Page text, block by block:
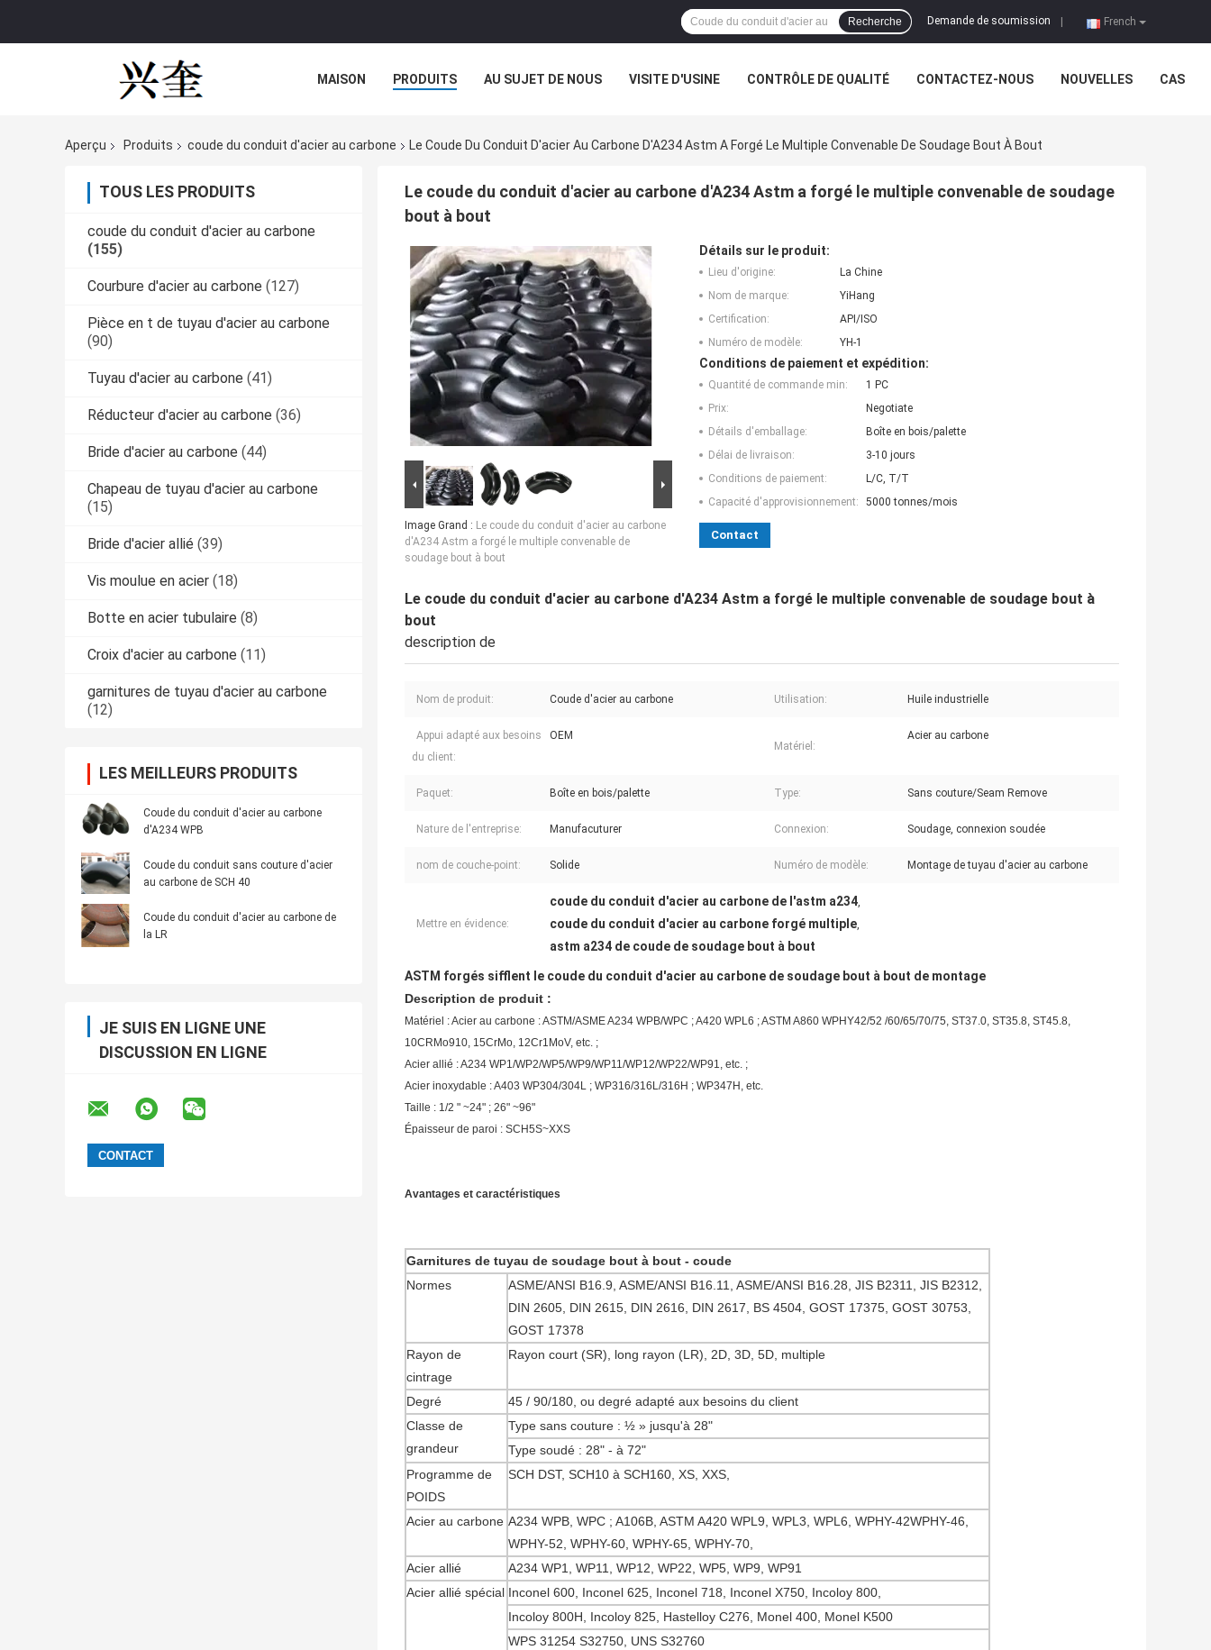
French
Demande de soumission
Recherche
MAISON PRODUITS AU SUJET DE NOUS VISITE D'USINE CONTRÔLE DE QUALITÉ CONTACTEZ-NOUS NOUVELLES CAS
Aperçu Produits coude du conduit d'acier au carbone Le Coude Du Conduit D'acier Au Carbone D'A234 Astm A Forgé Le Multiple Convenable De Soudage Bout À Bout
TOUS LES PRODUITS
coude du conduit d'acier au carbone
(155)
Courbure d'acier au carbone (127)
Pièce en t de tuyau d'acier au carbone
(90)
Tuyau d'acier au carbone (41)
Réducteur d'acier au carbone (36)
Bride d'acier au carbone (44)
Chapeau de tuyau d'acier au carbone
(15)
Bride d'acier allié (39)
Vis moulue en acier (18)
Botte en acier tubulaire (8)
Croix d'acier au carbone (11)
garnitures de tuyau d'acier au carbone
(12)
LES MEILLEURS PRODUITS
Coude du conduit d'acier au carbone
d'A234 WPB
Coude du conduit sans couture d'acier
au carbone de SCH 40
Coude du conduit d'acier au carbone de
la LR
JE SUIS EN LIGNE UNE
DISCUSSION EN LIGNE
Le coude du conduit d'acier au carbone d'A234 Astm a forgé le multiple convenable de soudage
bout à bout
Image Grand : Le coude du conduit d'acier au carbone
d'A234 Astm a forgé le multiple convenable de
soudage bout à bout
Détails sur le produit:
Lieu d'origine:
La Chine
Nom de marque:
YiHang
Certification:
API/ISO
Numéro de modèle:
YH-1
Conditions de paiement et expédition:
Quantité de commande min:
1 PC
Prix:
Negotiate
Détails d'emballage:
Boîte en bois/palette
Délai de livraison:
3-10 jours
Conditions de paiement:
L/C, T/T
Capacité d'approvisionnement:
5000 tonnes/mois
Contact
Le coude du conduit d'acier au carbone d'A234 Astm a forgé le multiple convenable de soudage bout à
bout
description de
Nom de produit: Coude d'acier au carbone Utilisation: Huile industrielle
Appui adapté aux besoins
du client:
OEM
Matériel:
Acier au carbone
Paquet: Boîte en bois/palette Type: Sans couture/Seam Remove
Nature de l'entreprise: Manufacuturer Connexion: Soudage, connexion soudée
nom de couche-point: Solide Numéro de modèle: Montage de tuyau d'acier au carbone
Mettre en évidence:
coude du conduit d'acier au carbone de l'astm a234,
coude du conduit d'acier au carbone forgé multiple,
astm a234 de coude de soudage bout à bout
ASTM forgés sifflent le coude du conduit d'acier au carbone de soudage bout à bout de montage
Description de produit :
Matériel : Acier au carbone : ASTM/ASME A234 WPB/WPC ; A420 WPL6 ; ASTM A860 WPHY42/52 /60/65/70/75, ST37.0, ST35.8, ST45.8,
10CRMo910, 15CrMo, 12Cr1MoV, etc. ;
Acier allié : A234 WP1/WP2/WP5/WP9/WP11/WP12/WP22/WP91, etc. ;
Acier inoxydable : A403 WP304/304L ; WP316/316L/316H ; WP347H, etc.
Taille : 1/2 " ~24" ; 26" ~96"
Épaisseur de paroi : SCH5S~XXS
Avantages et caractéristiques
Garnitures de tuyau de soudage bout à bout - coude
Normes
ASME/ANSI B16.9, ASME/ANSI B16.11, ASME/ANSI B16.28, JIS B2311, JIS B2312,
DIN 2605, DIN 2615, DIN 2616, DIN 2617, BS 4504, GOST 17375, GOST 30753,
GOST 17378
Rayon de
cintrage
Rayon court (SR), long rayon (LR), 2D, 3D, 5D, multiple
Degré
45 / 90/180, ou degré adapté aux besoins du client
Classe de
grandeur
Type sans couture : ½ » jusqu'à 28"
Type soudé : 28" - à 72"
Programme de
POIDS
SCH DST, SCH10 à SCH160, XS, XXS,
Acier au carbone A234 WPB, WPC ; A106B, ASTM A420 WPL9, WPL3, WPL6, WPHY-42WPHY-46,
WPHY-52, WPHY-60, WPHY-65, WPHY-70,
Acier allié
A234 WP1, WP11, WP12, WP22, WP5, WP9, WP91
Acier allié spécial Inconel 600, Inconel 625, Inconel 718, Inconel X750, Incoloy 800,
Incoloy 800H, Incoloy 825, Hastelloy C276, Monel 400, Monel K500
WPS 31254 S32750, UNS S32760